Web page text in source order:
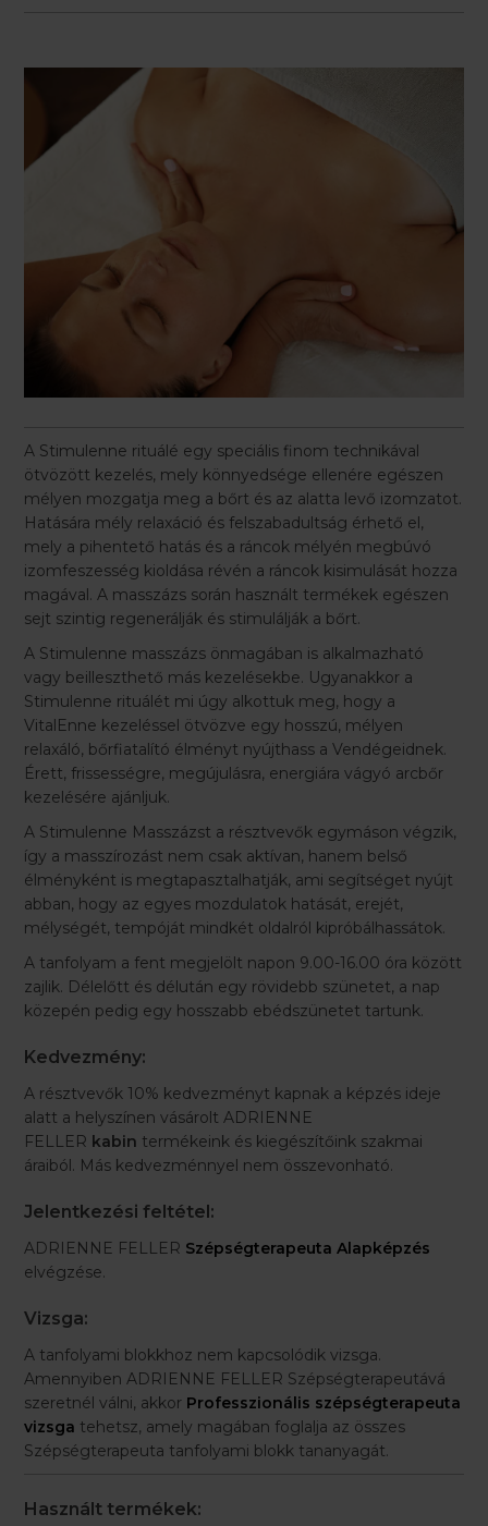
A Stimulenne rituálé egy speciális finom technikával
ötvözött kezelés, mely könnyedsége ellenére egészen
mélyen mozgatja meg a bőrt és az alatta levő izomzatot.
Hatására mély relaxáció és felszabadultság érhető el,
mely a pihentető hatás és a ráncok mélyén megbúvó
izomfeszesség kioldása révén a ráncok kisimulását hozza
magával. A masszázs során használt termékek egészen
sejt szintig regenerálják és stimulálják a bőrt.
A Stimulenne masszázs önmagában is alkalmazható
vagy beilleszthető más kezelésekbe. Ugyanakkor a
Stimulenne rituálét mi úgy alkottuk meg, hogy a
VitalEnne kezeléssel ötvözve egy hosszú, mélyen
relaxáló, bőrfiatalító élményt nyújthass a Vendégeidnek.
Érett, frissességre, megújulásra, energiára vágyó arcbőr
kezelésére ajánljuk.
A Stimulenne Masszázst a résztvevők egymáson végzik,
így a masszírozást nem csak aktívan, hanem belső
élményként is megtapasztalhatják, ami segítséget nyújt
abban, hogy az egyes mozdulatok hatását, erejét,
mélységét, tempóját mindkét oldalról kipróbálhassátok.
A tanfolyam a fent megjelölt napon 9.00-16.00 óra között
zajlik. Délelőtt és délután egy rövidebb szünetet, a nap
közepén pedig egy hosszabb ebédszünetet tartunk.
Kedvezmény:
A résztvevők 10% kedvezményt kapnak a képzés ideje
alatt a helyszínen vásárolt ADRIENNE
FELLER kabin termékeink és kiegészítőink szakmai
áraiból. Más kedvezménnyel nem összevonható.
Jelentkezési feltétel:
ADRIENNE FELLER Szépségterapeuta Alapképzés
elvégzése.
Vizsga:
A tanfolyami blokkhoz nem kapcsolódik vizsga.
Amennyiben ADRIENNE FELLER Szépségterapeutává
szeretnél válni, akkor Professzionális szépségterapeuta
vizsga tehetsz, amely magában foglalja az összes
Szépségterapeuta tanfolyami blokk tananyagát.
Használt termékek: